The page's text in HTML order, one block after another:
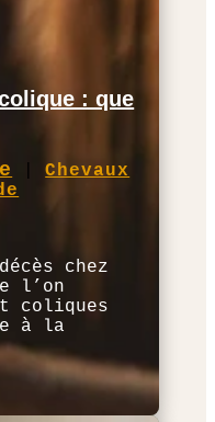
: que
Chevaux
chez
l’on
coliques
à la